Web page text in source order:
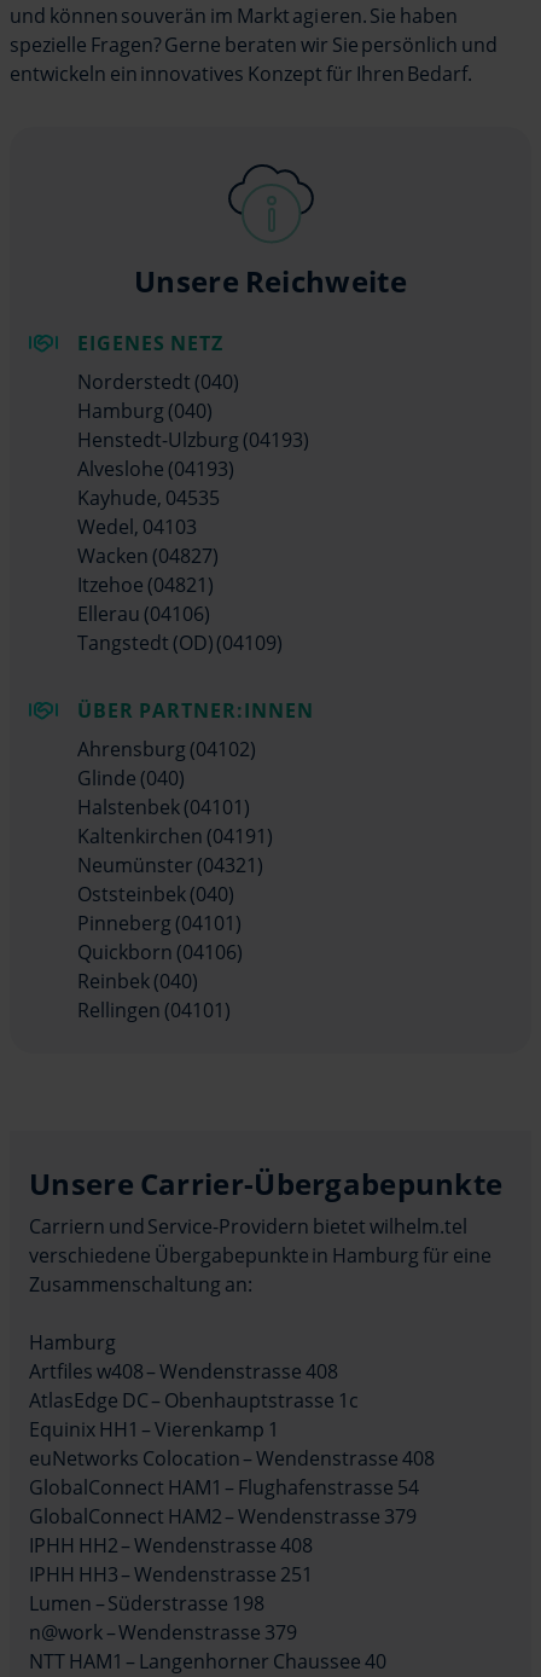
und können souverän im Markt agieren. Sie haben
spezielle Fragen? Gerne beraten wir Sie persönlich und
entwickeln ein innovatives Konzept für Ihren Bedarf.
Unsere Reichweite
EIGENES NETZ
Norderstedt (040)
Hamburg (040)
Henstedt-Ulzburg (04193)
Alveslohe (04193)
Kayhude, 04535
Wedel, 04103
Wacken (04827)
Itzehoe (04821)
Ellerau (04106)
Tangstedt (OD) (04109)
ÜBER PARTNER:INNEN
Ahrensburg (04102)
Glinde (040)
Halstenbek (04101)
Kaltenkirchen (04191)
Neumünster (04321)
Oststeinbek (040)
Pinneberg (04101)
Quickborn (04106)
Reinbek (040)
Rellingen (04101)
Unsere Carrier-Übergabepunkte
Carriern und Service-Providern bietet wilhelm.tel
verschiedene Übergabepunkte in Hamburg für eine
Zusammenschaltung an:
Hamburg
Artfiles w408 – Wendenstrasse 408
AtlasEdge DC – Obenhauptstrasse 1c
Equinix HH1 – Vierenkamp 1
euNetworks Colocation – Wendenstrasse 408
GlobalConnect HAM1 – Flughafenstrasse 54
GlobalConnect HAM2 – Wendenstrasse 379
IPHH HH2 – Wendenstrasse 408
IPHH HH3 – Wendenstrasse 251
Lumen – Süderstrasse 198
n@work – Wendenstrasse 379
NTT HAM1 – Langenhorner Chaussee 40